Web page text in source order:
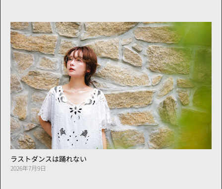
ラストダンスは踊れない
2026年7月9日